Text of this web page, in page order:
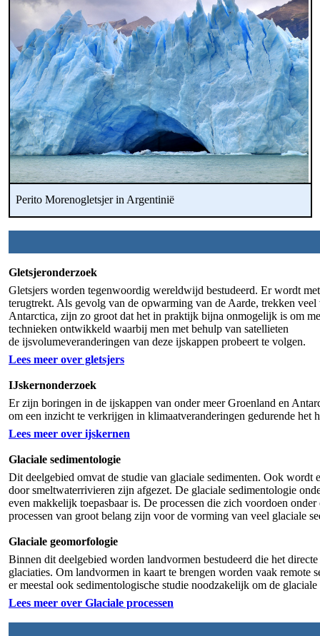
Perito Morenogletsjer in Argentinië
Gletsjeronderzoek
Gletsjers worden tegenwoordig wereldwijd bestudeerd. Er wordt
terugtrekt. Als gevolg van de opwarming van de Aarde, trekken
Antarctica, zijn zo groot dat het in praktijk bijna onmogelijk is om
technieken ontwikkeld waarbij men met behulp van satellieten
de ijsvolumeveranderingen van deze ijskappen probeert te volgen.
Lees meer over gletsjers
IJskernonderzoek
Er zijn boringen in de ijskappen van onder meer Groenland en
om een inzicht te verkrijgen in klimaatveranderingen gedurende het
Lees meer over ijskernen
Glaciale sedimentologie
Dit deelgebied omvat de studie van glaciale sedimenten. Ook wordt
door smeltwaterrivieren zijn afgezet. De glaciale sedimentologie
even makkelijk toepasbaar is. De processen die zich voordoen
processen van groot belang zijn voor de vorming van veel glaciale
Glaciale geomorfologie
Binnen dit deelgebied worden landvormen bestudeerd die het
glaciaties. Om landvormen in kaart te brengen worden vaak remote
er meestal ook sedimentologische studie noodzakelijk om de
Lees meer over Glaciale processen